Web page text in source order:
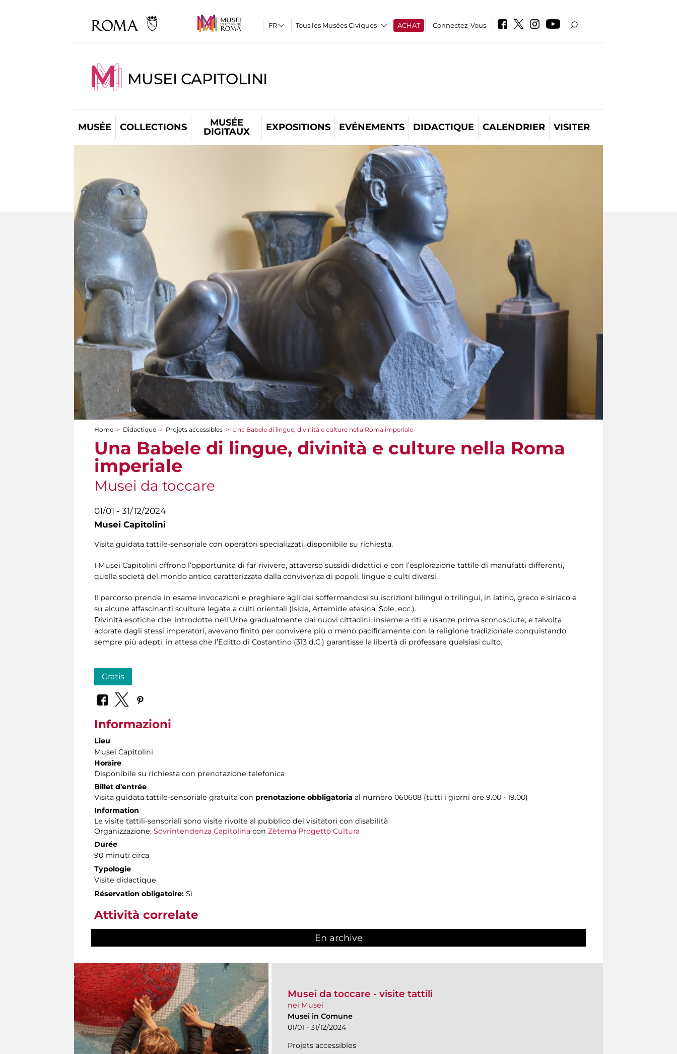
Tous les Musées Civiques ACHAT Connectez-Vous
MUSEI CAPITOLINI
MUSÉE COLLECTIONS
MUSÉE
DIGITAUX
EXPOSITIONS EVÉNEMENTS DIDACTIQUE CALENDRIER VISITER
You are here
Home > Didactique > Projets accessibles > Una Babele di lingue, divinità e culture nella Roma imperiale
Una Babele di lingue, divinità e culture nella Roma
imperiale
Musei da toccare
01/01 - 31/12/2024
Musei Capitolini
Visita guidata tattile-sensoriale con operatori specializzati, disponibile su richiesta.
I Musei Capitolini offrono l’opportunità di far rivivere, attaverso sussidi didattici e con l’esplorazione tattile di manufatti differenti,
quella società del mondo antico caratterizzata dalla convivenza di popoli, lingue e culti diversi.
Il percorso prende in esame invocazioni e preghiere agli dei soffermandosi su iscrizioni bilingui o trilingui, in latino, greco e siriaco e
su alcune affascinanti sculture legate a culti orientali (Iside, Artemide efesina, Sole, ecc.).
Divinità esotiche che, introdotte nell’Urbe gradualmente dai nuovi cittadini, insieme a riti e usanze prima sconosciute, e talvolta
adorate dagli stessi imperatori, avevano finito per convivere più o meno pacificamente con la religione tradizionale conquistando
sempre più adepti, in attesa che l’Editto di Costantino (313 d.C.) garantisse la libertà di professare qualsiasi culto.
Gratis
Informazioni
Lieu
Musei Capitolini
Horaire
Disponibile su richiesta con prenotazione telefonica
Billet d'entrée
Visita guidata tattile-sensoriale gratuita con prenotazione obbligatoria al numero 060608 (tutti i giorni ore 9.00 - 19.00)
Information
Le visite tattili-sensoriali sono visite rivolte al pubblico dei visitatori con disabilità
Organizzazione: Sovrintendenza Capitolina con Zètema Progetto Cultura
Durée
90 minuti circa
Typologie
Visite didactique
Réservation obligatoire: Sì
Attività correlate
En archive
Musei da toccare - visite tattili
nei Musei
Musei in Comune
01/01 - 31/12/2024
Projets accessibles